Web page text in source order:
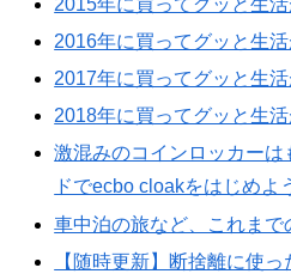
2016年に買ってグッと生
2017年に買ってグッと生
2018年に買ってグッと生
激混みのコインロッカー
ドでecbo cloakをはじめよ
車中泊の旅など、これまで
【随時更新】断捨離に使